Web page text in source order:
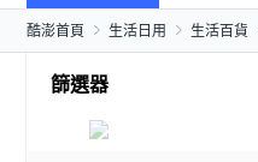
酷澎首頁 生活日用 生活百貨
篩選器